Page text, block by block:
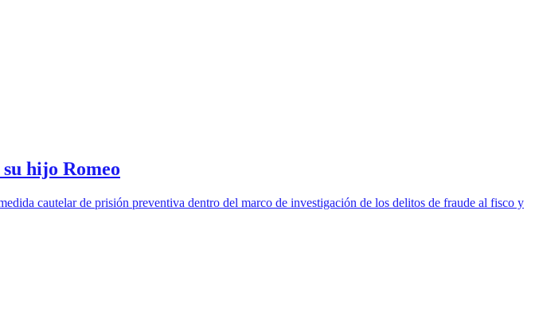
hijo Romeo
cautelar de prisión preventiva dentro del marco de investigación de los delitos de fraude al fisco y